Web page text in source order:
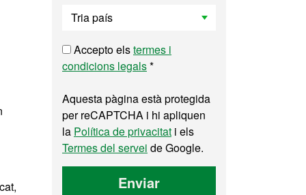
Accepto elstermes i
condicions legals*
Aquesta pàgina està protegida
per reCAPTCHA i hi apliquen
la Política de privacitat i els
Termes del servei de Google.
Enviar